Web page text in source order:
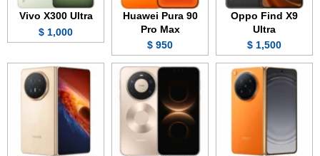
Oppo Find X9
Ultra
1,500 $
Huawei Pura 90
Pro Max
950 $
Vivo X300 Ultra
1,000 $